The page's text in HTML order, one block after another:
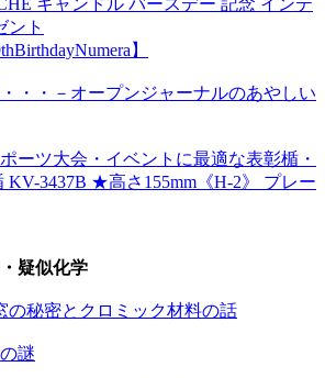
ント
】
・・－オープンジャーナルのあやしい
ーツ大会・イベントに最適な表彰楯・
KV-3437B ★高さ155mm《H-2》 プレー
疑似化学
の秘密とクロミック材料の話
謎